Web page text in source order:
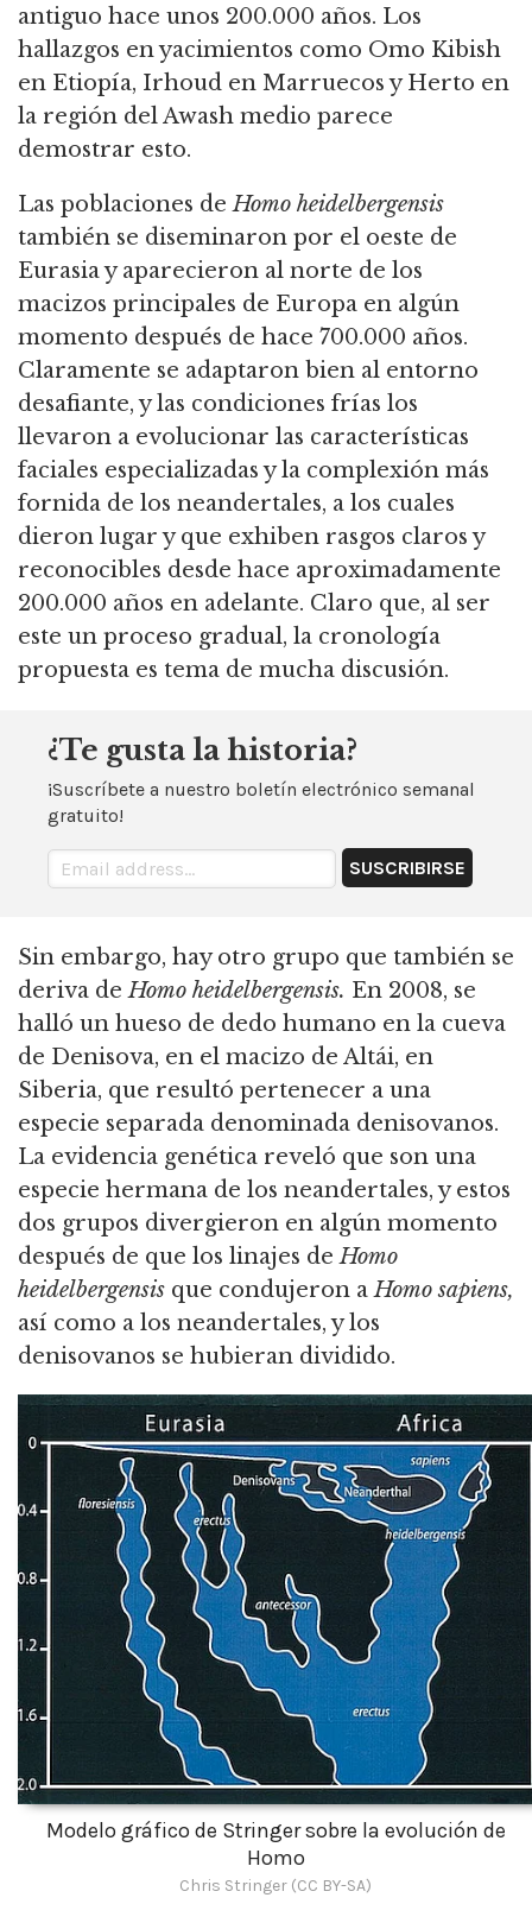
antiguo hace unos 200.000 años. Los
hallazgos en yacimientos como Omo Kibish
en Etiopía, Irhoud en Marruecos y Herto en
la región del Awash medio parece
demostrar esto.
Las poblaciones deHomo heidelbergensis
también se diseminaron por el oeste de
Eurasia y aparecieron al norte de los
macizos principales de Europa en algún
momento después de hace 700.000 años.
Claramente se adaptaron bien al entorno
desafiante, y las condiciones frías los
llevaron a evolucionar las características
faciales especializadas y la complexión más
fornida de los neandertales, a los cuales
dieron lugar y que exhiben rasgos claros y
reconocibles desde hace aproximadamente
200.000 años en adelante. Claro que, al ser
este un proceso gradual, la cronología
propuesta es tema de mucha discusión.
¿Te gusta la historia?
¡Suscríbete a nuestro boletín electrónico semanal
gratuito!
Sin embargo, hay otro grupo que también se
deriva deHomo heidelbergensis. En 2008, se
halló un hueso de dedo humano en la cueva
de Denisova, en el macizo de Altái, en
Siberia, que resultó pertenecer a una
especie separada denominada denisovanos.
La evidencia genética reveló que son una
especie hermana de los neandertales,y estos
dos grupos divergieron en algún momento
después de que los linajes deHomo
heidelbergensis que condujeron aHomo sapiens,
así como a los neandertales, y los
denisovanos se hubieran dividido.
Modelo gráfico de Stringer sobre la evolución de
Homo
Chris Stringer (CC BY-SA)